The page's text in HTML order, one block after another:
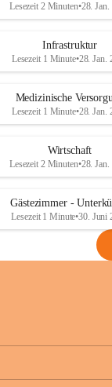
Lesezeit 2 Minuten•28. Jan.
Infrastruktur
Lesezeit 1 Minute•28. Jan.
Medizinische
Lesezeit 1 Minute•28. Jan.
Wirtschaft
Lesezeit 2 Minuten•28. Jan.
Gästezimmer -
Lesezeit 1 Minute•30. Juni